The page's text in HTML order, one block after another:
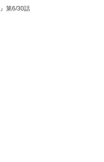
』第6/30話